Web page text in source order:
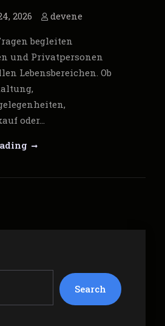
2026 devene
begleiten
und Privatpersonen
Lebensbereichen. Ob
oder…
Erfahrener
für
Rechtsberatung
Privatpersonen
Search